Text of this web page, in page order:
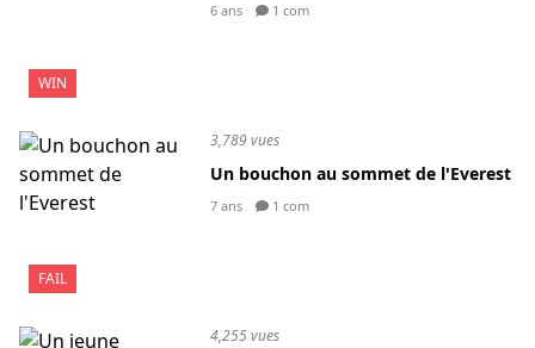
WIN
6 ans 1 com
FAIL
3,789 vues
Un bouchon au sommet de l'Everest
7 ans 1 com
4,255 vues